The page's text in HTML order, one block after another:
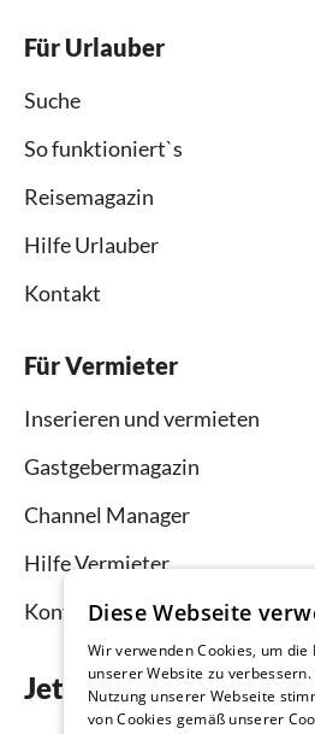
Für Urlauber
Suche
So funktioniert`s
Reisemagazin
Hilfe Urlauber
Kontakt
Für Vermieter
Inserieren und vermieten
Gastgebermagazin
Channel Manager
Hilfe Vermieter
Kontakt
Jetzt die App
Diese Webseite
Wir verwenden Cookies, um
unserer Website zu
Nutzung unserer Webseite
von Cookies gemäß unserer